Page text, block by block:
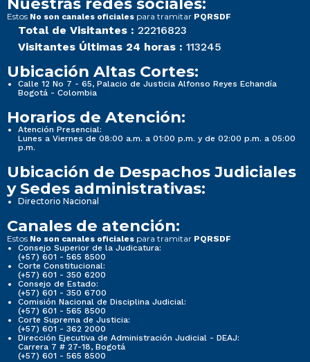
Estos No son canales oficiales para tramitar PQRSDF
Total de Visitantes : 22216823
Visitantes Últimas 24 horas : 113245
Ubicación Altas Cortes:
Calle 12 No 7 - 65, Palacio de Justicia Alfonso Reyes Echandía
Bogotá - Colombia
Horarios de Atención:
Atención Presencial:
Lunes a Viernes de 08:00 a.m. a 01:00 p.m. y de 02:00 p.m. a 05:00
p.m.
Ubicación de Despachos Judiciales
y Sedes administrativas:
Directorio Nacional
Canales de atención:
Estos No son canales oficiales para tramitar PQRSDF
Consejo Superior de la Judicatura:
(+57) 601 - 565 8500
Corte Constitucional:
(+57) 601 - 350 6200
Consejo de Estado:
(+57) 601 - 350 6700
Comisión Nacional de Disciplina Judicial:
(+57) 601 - 565 8500
Corte Suprema de Justicia:
(+57) 601 - 362 2000
Dirección Ejecutiva de Administración Judicial - DEAJ:
Carrera 7 # 27-18, Bogotá
(+57) 601 - 565 8500